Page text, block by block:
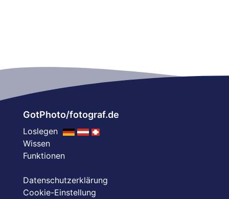
GotPhoto/fotograf.de
Loslegen
Wissen
Funktionen
Datenschutzerklärung
Cookie-Einstellung